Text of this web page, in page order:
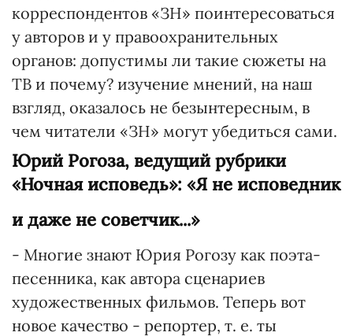
корреспондентов «ЗН» поинтересоваться
у авторов и у правоохранительных
органов: допустимы ли такие сюжеты на
ТВ и почему? изучение мнений, на наш
взгляд, оказалось не безынтересным, в
чем читатели «ЗН» могут убедиться сами.
Юрий Рогоза, ведущий рубрики
«Ночная исповедь»: «Я не исповедник
и даже не советчик...»
- Многие знают Юрия Рогозу как поэта-
песенника, как автора сценариев
художественных фильмов. Теперь вот
новое качество - репортер, т. е. ты